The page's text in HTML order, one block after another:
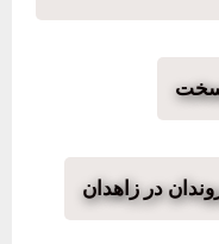
در زاهدان